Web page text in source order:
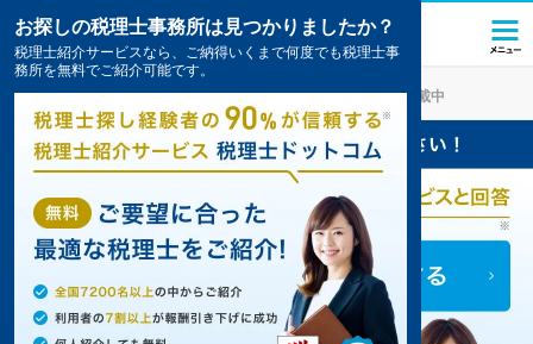
二本松の税理士・会計事務所の一覧12件掲載中
お探しの税理士事務所は見つかりましたか？
税理士紹介サービスなら、ご納得いくまで何度でも税理士事
務所を無料でご紹介可能です。